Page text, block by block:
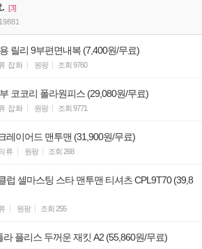
. [3]
릴리 9부편면내복 (7,400원/무료)
잡화 원팡 조회 9760
코코리 폴라원피스 (29,080원/무료)
잡화 원팡 조회 9771
레이어드 맨투맨 (31,900원/무료)
류 원팡 조회 268
럽 셀마스팅 스타 맨투맨 티셔츠 CPL9T70 (39,8
원팡 조회 255
플리스 두꺼운 재킷 A2 (55,860원/무료)